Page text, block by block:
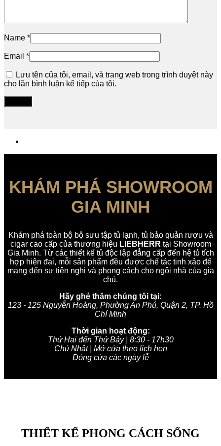
Name *
Email *
Lưu tên của tôi, email, và trang web trong trình duyệt này
cho lần bình luận kế tiếp của tôi.
KHÁM PHÁ SHOWROOM
GIA MINH
Khám phá toàn bộ bộ sưu tập tủ lạnh, tủ bảo quản rượu và
cigar cao cấp của thương hiệu LIEBHERR tại Showroom
Gia Minh. Từ các thiết kế tủ độc lập đẳng cấp đến hệ tủ tích
hợp hiện đại, mỗi sản phẩm đều được chế tác tinh xảo để
mang đến sự tiện nghi và phong cách cho ngôi nhà của gia
chủ.
Hãy ghé thăm chúng tôi tại:
123 - 125 Nguyễn Hoàng, Phường An Phú, Quận 2, TP. Hồ
Chí Minh
Thời gian hoạt động:
Thứ Hai đến Thứ Bảy | 8:30 - 17h30
Chủ Nhật | Mở cửa theo lịch hẹn
Đóng cửa các ngày lễ
THIẾT KẾ PHONG CÁCH SỐNG